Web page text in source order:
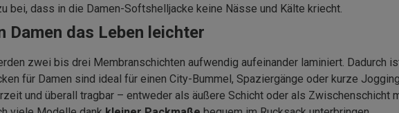
bei, dass in die Damen-Softshelljacke keine Nässe und Kälte kriecht.
Damen das Leben leichter
zwei bis drei Membranschichten aufwendig aufeinander laminiert. Dadurch
für Damen sind ideal für einen City-Bummel, Spaziergänge oder kurze
und überall tragbar – entweder als äußere Schicht oder als Zwischenschicht